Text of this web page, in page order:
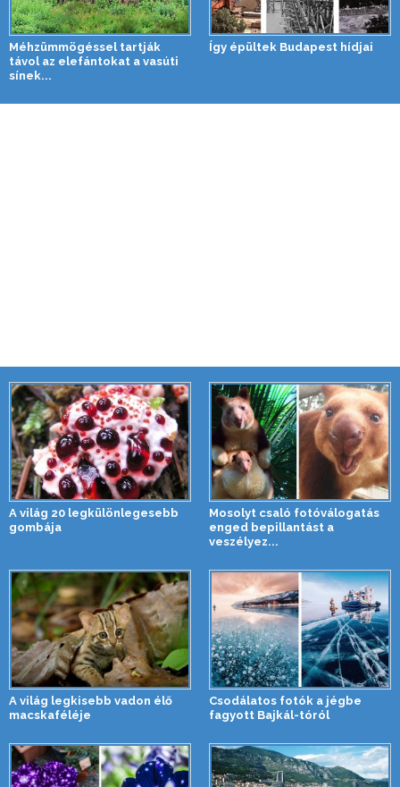
Méhzümmögéssel tartják
távol az elefántokat a vasúti
sínek...
Így épültek Budapest hídjai
A világ 20 legkülönlegesebb
gombája
Mosolyt csaló fotóválogatás
enged bepillantást a
veszélyez...
A világ legkisebb vadon élő
macskaféléje
Csodálatos fotók a jégbe
fagyott Bajkál-tóról